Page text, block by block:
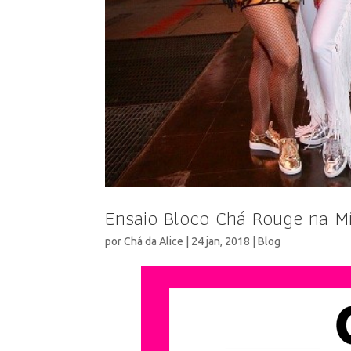
Ensaio Bloco Chá Rouge na
porChá da Alice 24 jan, 2018 |Blog